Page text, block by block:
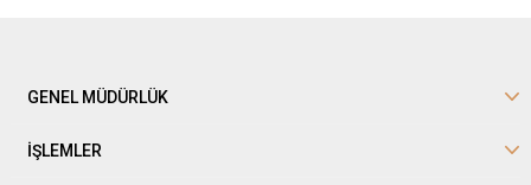
GENEL MÜDÜRLÜK
İŞLEMLER